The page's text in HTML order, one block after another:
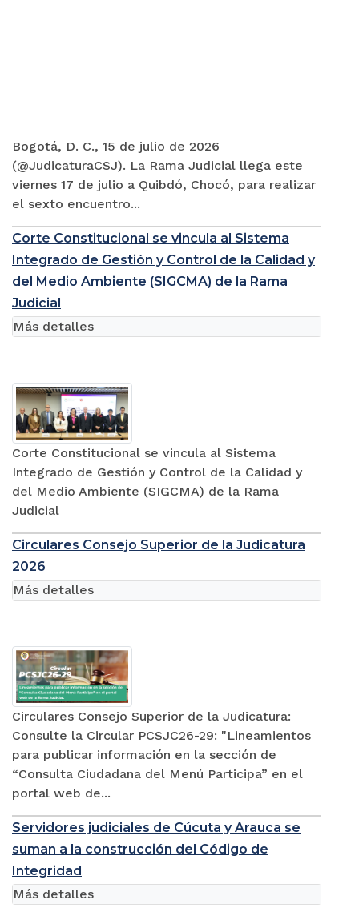
Bogotá, D. C., 15 de julio de 2026
(@JudicaturaCSJ). La Rama Judicial llega este
viernes 17 de julio a Quibdó, Chocó, para realizar
el sexto encuentro...
Corte Constitucional se vincula al Sistema
Integrado de Gestión y Control de la Calidad y
del Medio Ambiente (SIGCMA) de la Rama
Judicial
Corte Constitucional se vincula al Sistema
Integrado de Gestión y Control de la Calidad y
del Medio Ambiente (SIGCMA) de la Rama
Judicial
Más detalles
Circulares Consejo Superior de la Judicatura
2026
Circulares Consejo Superior de la Judicatura:
Consulte la Circular PCSJC26-29: "Lineamientos
para publicar información en la sección de
“Consulta Ciudadana del Menú Participa” en el
portal web de...
Más detalles
Servidores judiciales de Cúcuta y Arauca se
suman a la construcción del Código de
Integridad
Más detalles